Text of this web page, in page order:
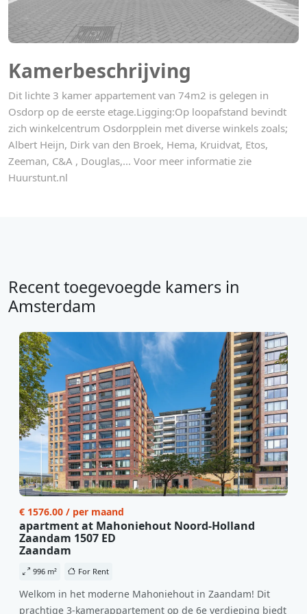
Kamerbeschrijving
Dit lichte 3 kamer appartement van 74m2 is gelegen in
Osdorp op de eerste etage.Ligging:Op loopafstand bevindt
zich winkelcentrum Osdorpplein met diverse winkels zoals;
Albert Heijn, Dirk van den Broek, Hema, Kruidvat, Etos,
Zeeman, C&A , Douglas,... Voor meer informatie zie
Huurstunt.nl
Recent toegevoegde kamers in
Amsterdam
€ 1576.00 / per maand
apartment at Mahoniehout Noord-Holland
Zaandam 1507 ED
Zaandam
996 m² For Rent
Welkom in het moderne Mahoniehout in Zaandam! Dit
prachtige 3-kamerappartement op de 6e verdieping biedt